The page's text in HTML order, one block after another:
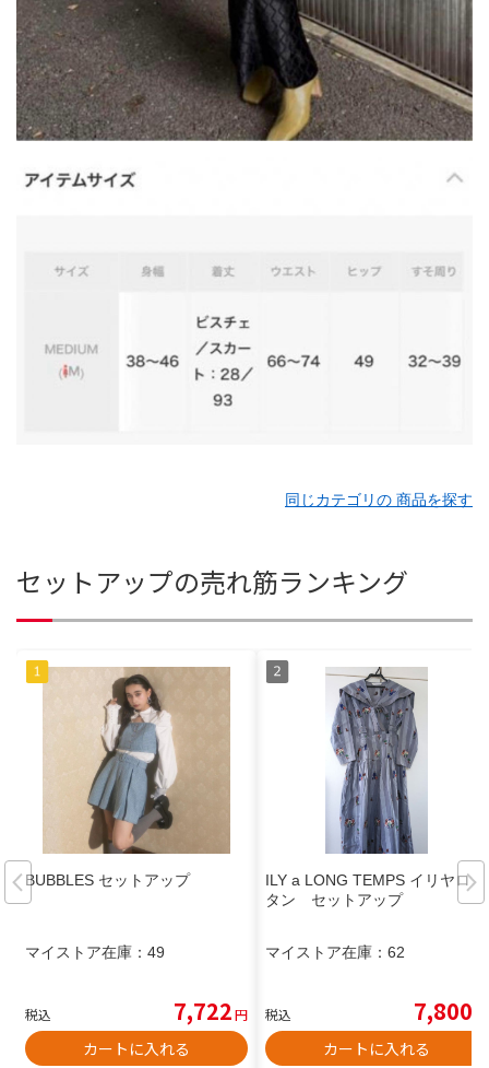
同じカテゴリの 商品を探す
セットアップの売れ筋ランキング
BUBBLES セットアップ
マイストア在庫： 49
税込 7,722円
カートに入れる
ILY a LONG TEMPS イリヤロン
タン セットアップ
マイストア在庫： 62
税込 7,800
カートに入れる